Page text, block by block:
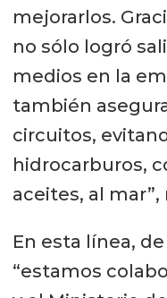
mejorarlos.
no sólo logró
medios en la
también
circuitos,
hidrocarburos,
aceites, al
En esta línea,
“estamos